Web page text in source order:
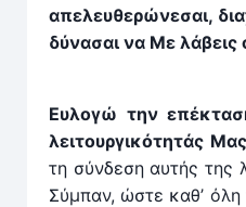
απελευθερώνεσαι,
δύνασαι να Με λάβεις
Ευλογώ την
λειτουργικότητάς
τη σύνδεση αυτής της
Σύμπαν, ώστε καθ’ όλη